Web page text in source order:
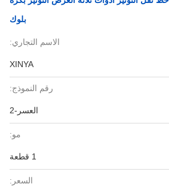
بلوك
الاسم التجاري:
XINYA
رقم النموذج:
العسر-2
مو:
السعر: